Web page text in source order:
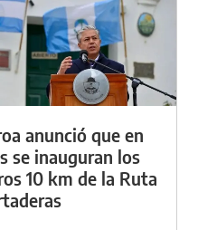
anunció que en
se inauguran los
10 km de la Ruta